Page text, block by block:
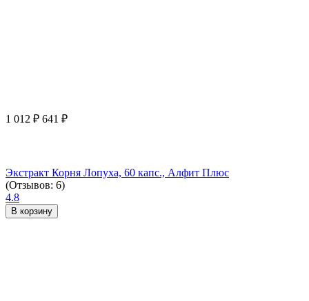
1 012 ₽ 641 ₽
Экстракт Корня Лопуха, 60 капс., Алфит Плюс
(Отзывов: 6)
4.8
В корзину